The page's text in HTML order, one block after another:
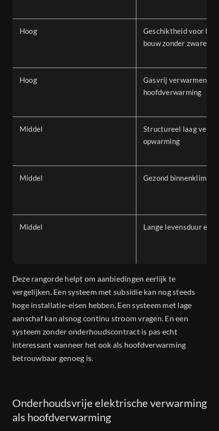
Hoog
Geschiktheid voor
bouw zonder zware
Hoog
Gasvrij verwarmen als
hoofdverwarming
Middel
Structureel laag
opwarming
Middel Gezond binnenklimaat
Middel Lange levensduur en
Deze rangorde helpt om aanbiedingen eerlijk te
vergelijken. Een systeem met subsidie kan nog steeds
hoge installatie-eisen hebben. Een systeem met lage
aanschaf kan alsnog continu stroom vragen. En een
systeem zonder onderhoudscontract is pas echt
interessant wanneer het ook als hoofdverwarming
betrouwbaar genoeg is.
Onderhoudsvrije elektrische verwarming
als hoofdverwarming